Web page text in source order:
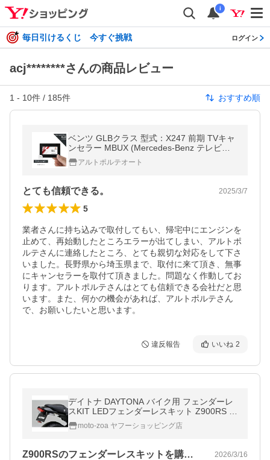
i
毎日引けるくじ 今すぐ挑戦 ログイン
acj********さんの商品レビュー
1 - 10件 / 185件 おすすめ順
ベンツ GLBクラス 型式：X247 前期 TVキャ
ンセラー MBUX (Mercedes-Benz テレビキ
ャンセラー テレビキット) E2TV NEO
アルトポルテオート
とても信頼できる。 2025/3/7
5
業者さんに持ち込みで取付してもい、帰宅中にエンジンを
止めて、再始動したところエラーが出てしまい、アルトポ
ルテさんに連絡したところ、とても親切な対応をして下さ
いました。長野県から埼玉県まで、取付に来て頂き、無事
にキャンセラーを取付て頂きました。問題なく作動してお
ります。アルトポルテさんはとても信頼できる会社だと思
います。また、何かの機会があれば、アルトポルテさん
で、お願いしたいと思います。
違反報告 いいね 2
デイトナ DAYTONA バイク用 フェンダーレ
スKIT LEDフェンダーレスキット Z900RS Z
900RS CAFE (18~25) 98049
moto-zoa ヤフーショッピング店
Z900RSのフェンダーレスキットを購… 2026/3/16